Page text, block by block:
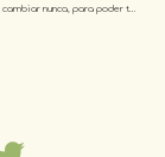
Qué cosas no hay que cambiar nunca, para poder transformarte a ti y a tu Organización siempre